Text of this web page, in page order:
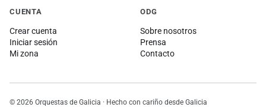
CUENTA
Crear cuenta
Iniciar sesión
Mi zona
ODG
Sobre nosotros
Prensa
Contacto
© 2026 Orquestas de Galicia · Hecho con cariño desde Galicia